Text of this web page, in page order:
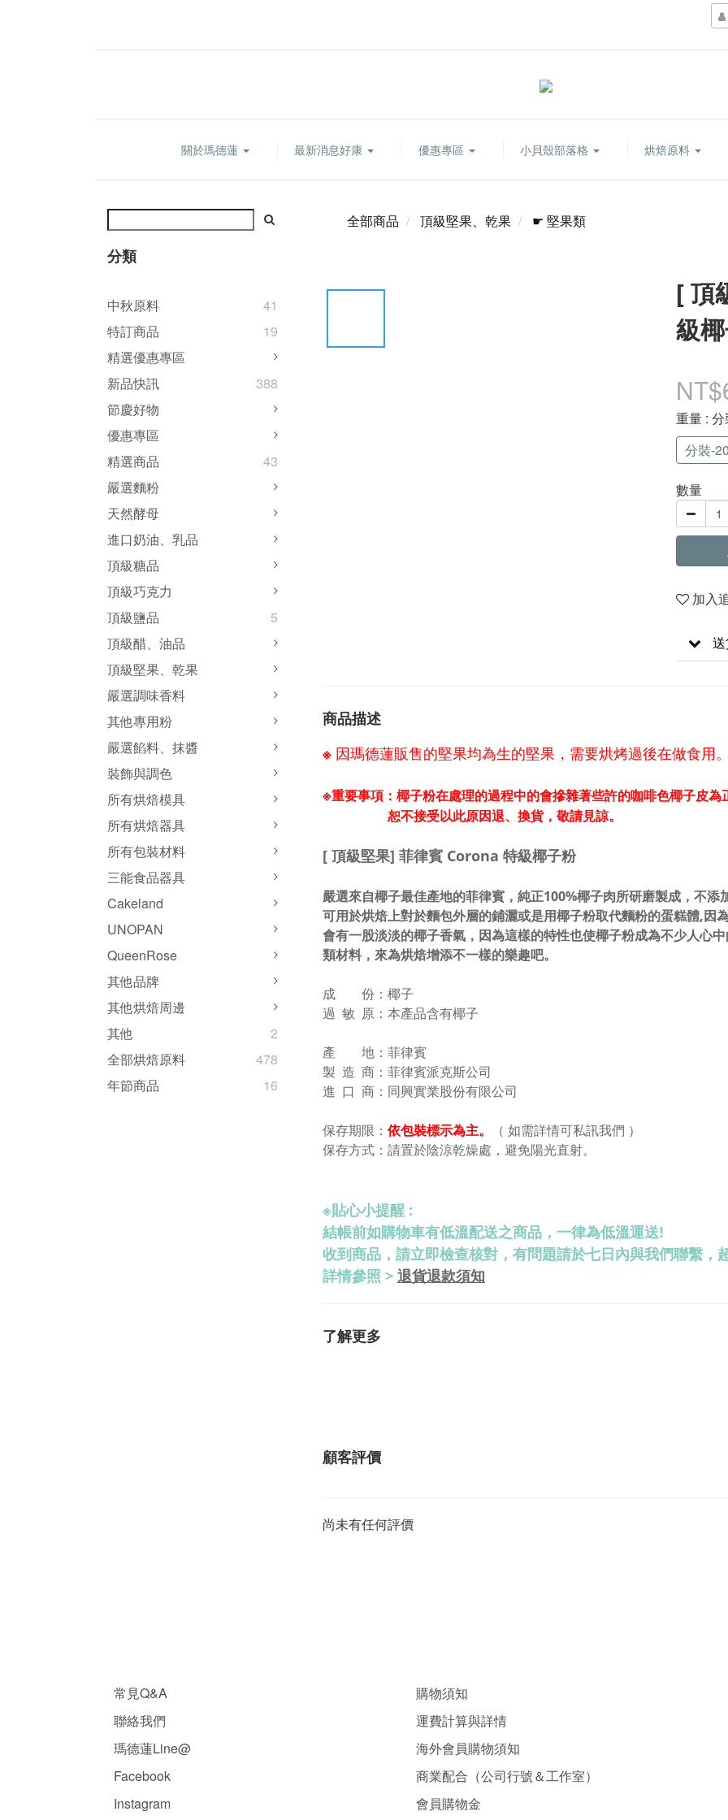
關於瑪德蓮 最新消息好康 優惠專區 小貝殼部落格 烘焙原料
分類
中秋原料
41
特訂商品
19
精選優惠專區
新品快訊
388
節慶好物
優惠專區
精選商品
43
嚴選麵粉
天然酵母
進口奶油、乳品
頂級糖品
頂級巧克力
頂級鹽品
5
頂級醋、油品
頂級堅果、乾果
嚴選調味香料
其他專用粉
嚴選餡料、抹醬
裝飾與調色
所有烘焙模具
所有烘焙器具
所有包裝材料
三能食品器具
Cakeland
UNOPAN
QueenRose
其他品牌
其他烘焙周邊
其他
2
全部烘焙原料
478
年節商品
16
全部商品 頂級堅果、乾果 ☛ 堅果類
[ 頂
級
重量 :
分裝-
數量
加入
商品描述
※ 因瑪德蓮販售的堅果均為生的堅果，需要烘烤過後在做食用。
※重要事項：椰子粉在處理的過程中的會摻雜著些許的咖啡色椰子皮為
恕不接受以此原因退、 換貨，敬請見諒。
[ 頂級堅果] 菲律賓 Corona 特級椰子粉
嚴選來自椰子最佳產地的菲律賓，純正100%椰子肉所研磨製成，不添
可用於烘焙上對於麵包外層的鋪灑或是用椰子粉取代麵粉的蛋糕體,因
會有一股淡淡的椰子香氣，因為這樣的特性也使椰子粉成為不少人心
類材料，來為烘焙增添不一樣的樂趣吧。
成 份：椰子
過 敏 原：本產品含有椰子
產 地：菲律賓
製 造 商：菲律賓派克斯公司
進 口 商：同興實業股份有限公司
保存期限： 依包裝標示為主。 （ 如需詳情可私訊我們 ）
保存方式：請置於陰涼乾燥處，避免陽光直射。
※貼心小提醒 :
結帳前如購物車有低溫配送之商品，一律為低溫運送!
收到商品，請立即檢查核對，有問題請於七日內與我們聯繫，
詳情參照 > 退貨退款須知
了解更多
顧客評價
尚未有任何評價
常見Q&A
聯絡我們
瑪德蓮Line@
Facebook
Instagram
購物須知
運費計算與詳情
海外會員購物須知
商業配合（公司行號＆工作室）
會員購物金